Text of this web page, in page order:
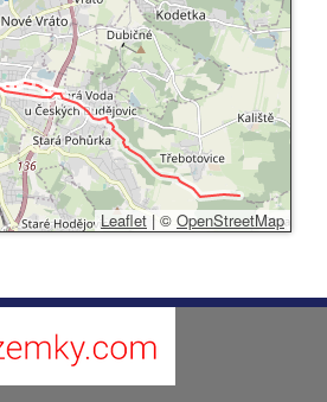
Leaflet | © OpenStreetMap